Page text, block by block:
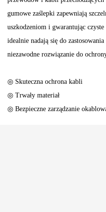
gumowe zaślepki zapewniają
uszkodzeniom i gwarantując
idealnie nadają się do
niezawodne rozwiązanie do
◎ Skuteczna ochrona kabli
◎ Trwały materiał
◎ Bezpieczne zarządzanie